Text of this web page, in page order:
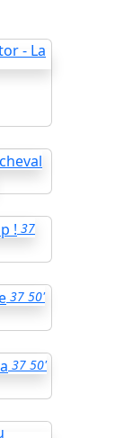
37
37 50'
37 50'